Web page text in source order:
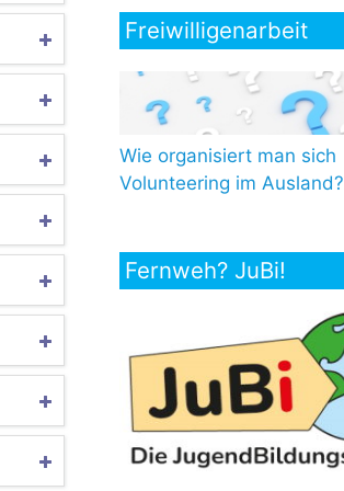
Freiwilligenarbeit
Wie organisiert man sich
Volunteering im Ausland?
Fernweh? JuBi!